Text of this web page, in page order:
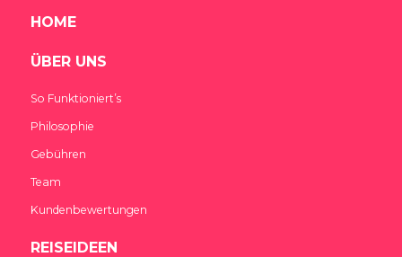
HOME
ÜBER UNS
So Funktioniert’s
Philosophie
Gebühren
Team
Kundenbewertungen
REISEIDEEN